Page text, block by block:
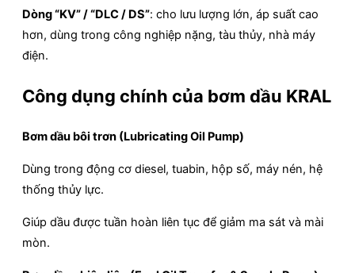
Dòng “KV” / “DLC / DS”: cho lưu lượng lớn, áp suất cao
hơn, dùng trong công nghiệp nặng, tàu thủy, nhà máy
điện.
Công dụng chính của bơm dầu KRAL
Bơm dầu bôi trơn (Lubricating Oil Pump)
Dùng trong động cơ diesel, tuabin, hộp số, máy nén, hệ
thống thủy lực.
Giúp dầu được tuần hoàn liên tục để giảm ma sát và mài
mòn.